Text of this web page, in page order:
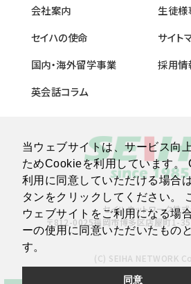
当ウェブサイトは、サービス向
ためCookieを利用しています。
利用に同意していただける場合
タンをクリックしてください。
ウェブサイトをご利用になる場
ーの使用に同意いただいたもの
す。
同意
会社案内
セイハの使命
国内・海外留学事業
英会話コラム
生徒
サイト
採用情
セイハネットワーク株
〒812-0025福岡市博多区店屋町1-
(C) SEIHA NETWORK